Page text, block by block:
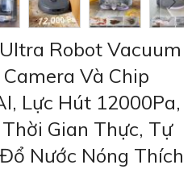
Robot Vacuum
Và Chip
Lực Hút 12000Pa,
Gian Thực, Tự
Nước Nóng Thích